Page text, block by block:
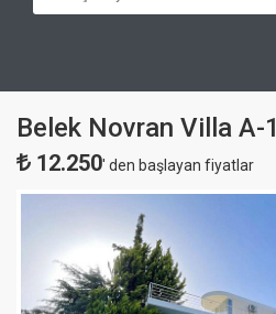
Belek Novran Villa A-1
12.250' den başlayan fiyatlar